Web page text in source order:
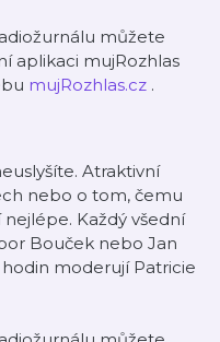
můžete
aplikaci mujRozhlas
mujRozhlas.cz .
Atraktivní
nebo o tom, čemu
Každý všední
Bouček nebo Jan
moderují Patricie